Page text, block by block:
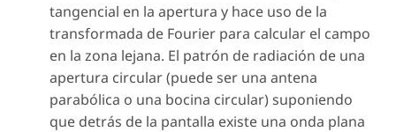
tangencial en la apertura y hace uso de la
transformada de Fourier para calcular el campo
en la zona lejana. El patrón de radiación de una
apertura circular (puede ser una antena
parabólica o una bocina circular) suponiendo
que detrás de la pantalla existe una onda plana